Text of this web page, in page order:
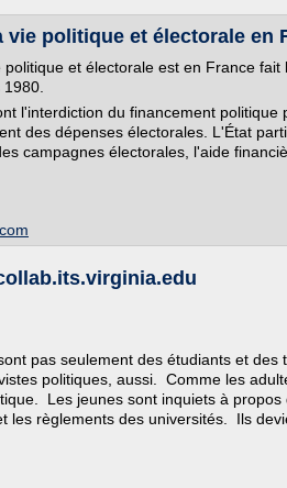
vie politique et électorale en
et électorale est en France
l'interdiction du financement politique
des dépenses électorales. L'État
campagnes électorales, l'aide
pas seulement des étudiants et des
politiques, aussi. Comme les
Les jeunes sont inquiets à propos
les règlements des universités. Ils